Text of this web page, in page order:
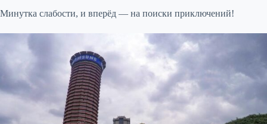
Минутка слабости, и вперёд — на поиски приключений!